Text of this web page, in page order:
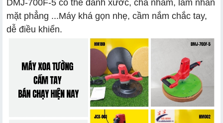
DMJ-700F-5 có thể đánh xước, chà nhám, làm nhẵn
mặt phẳng ...Máy khá gọn nhẹ, cầm nắm chắc tay,
dễ điều khiển.